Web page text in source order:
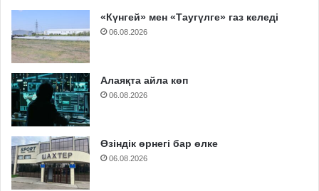
«Күнгей» мен «Таугүлге» газ келеді
06.08.2026
Алаяқта айла көп
06.08.2026
Өзіндік өрнегі бар өлке
06.08.2026